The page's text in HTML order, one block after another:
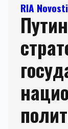
RIA Novosti